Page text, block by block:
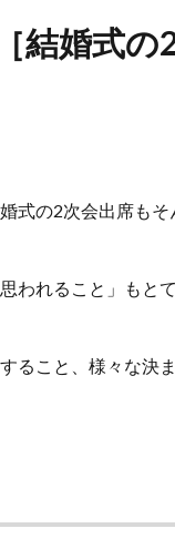
結婚式の
式の2次会出席もそ
われること」もと
ること、様々な決